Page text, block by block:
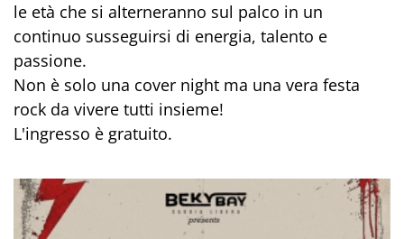
le età che si alterneranno sul palco in un
continuo susseguirsi di energia, talento e
passione.
Non è solo una cover night ma una vera festa
rock da vivere tutti insieme!
L'ingresso è gratuito.